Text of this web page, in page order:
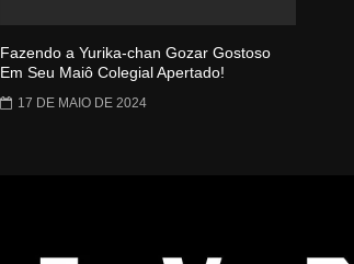
Fazendo a Yurika-chan Gozar Gostoso
Em Seu Maiô Colegial Apertado!
17 DE MAIO DE 2024